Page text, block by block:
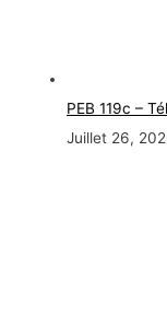
PEB 119c –
Juillet 26,